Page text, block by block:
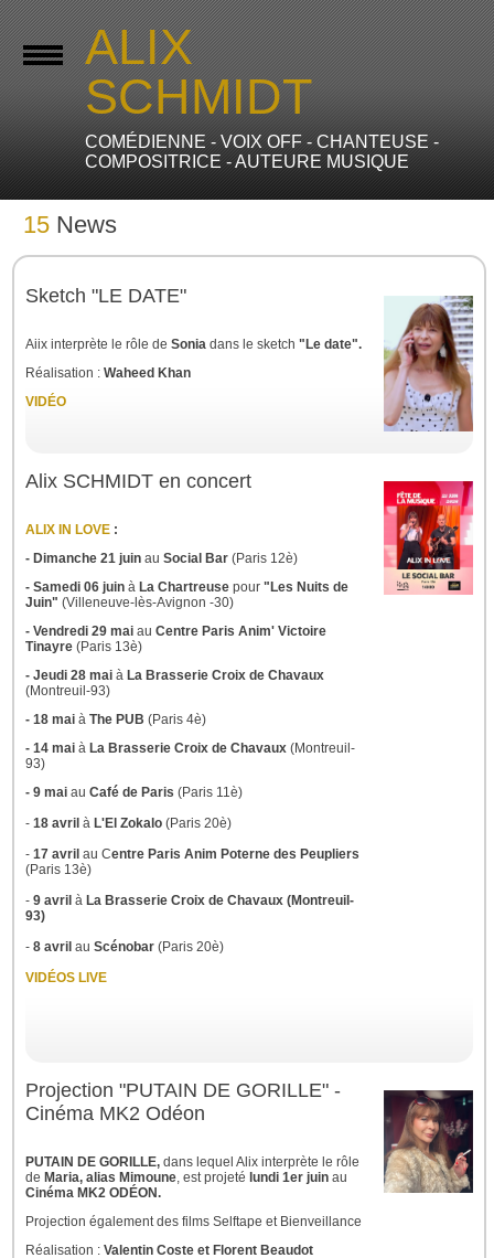
ALIX
SCHMIDT
COMÉDIENNE - VOIX OFF - CHANTEUSE -
COMPOSITRICE - AUTEURE MUSIQUE
15 News
Sketch "LE DATE"
Aiix interprète le rôle deSoniadans le sketch"Le date".
Réalisation :Waheed Khan
VIDÉO
Alix SCHMIDT en concert
ALIX IN LOVE :
- Dimanche 21 juinau Social Bar(Paris 12è)
- Samedi 06 juinà La Chartreusepour "Les Nuits de
Juin"(Villeneuve-lès-Avignon -30)
- Vendredi 29 maiau Centre Paris Anim' Victoire
Tinayre(Paris 13è)
- Jeudi 28 maià La Brasserie Croix de Chavaux
(Montreuil-93)
- 18 mai à The PUB(Paris 4è)
- 14 maià La Brasserie Croix de Chavaux(Montreuil-
93)
- 9 maiau Café de Paris(Paris 11è)
-18 avrilà L'El Zokalo(Paris 20è)
-17 avril au Centre Paris Anim Poterne des Peupliers
(Paris 13è)
-9 avrilà La Brasserie Croix de Chavaux (Montreuil-
93)
-8 avril auScénobar (Paris 20è)
VIDÉOS LIVE
Projection "PUTAIN DE GORILLE" -
Cinéma MK2 Odéon
PUTAIN DE GORILLE, dans lequel Alix interprète le rôle
de Maria, alias Mimoune, est projeté lundi 1er juinau
Cinéma MK2 ODÉON.
Projection également des films Selftape et Bienveillance
Réalisation : Valentin Coste et Florent Beaudot